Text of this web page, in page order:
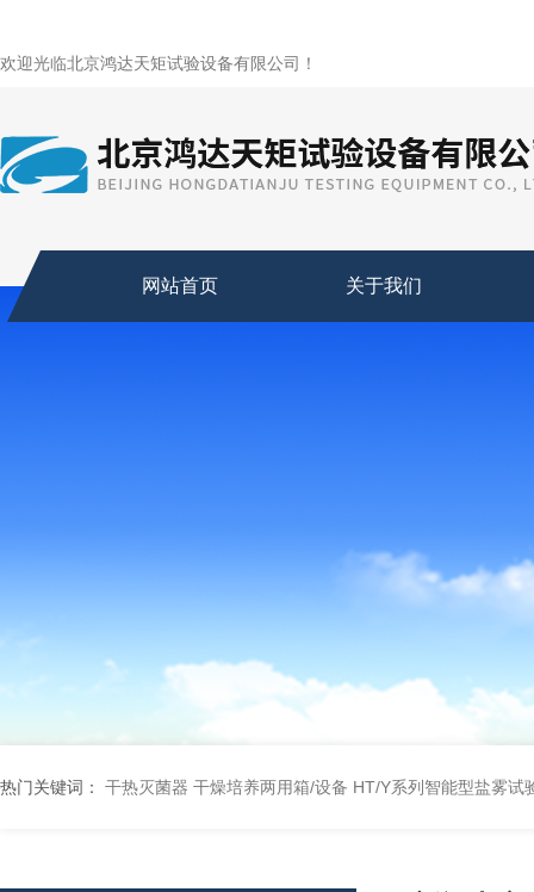
欢迎光临北京鸿达天矩试验设备有限公司！
网站首页 关于我们
热门关键词： 干热灭菌器 干燥培养两用箱/设备 HT/Y系列智能型盐雾试